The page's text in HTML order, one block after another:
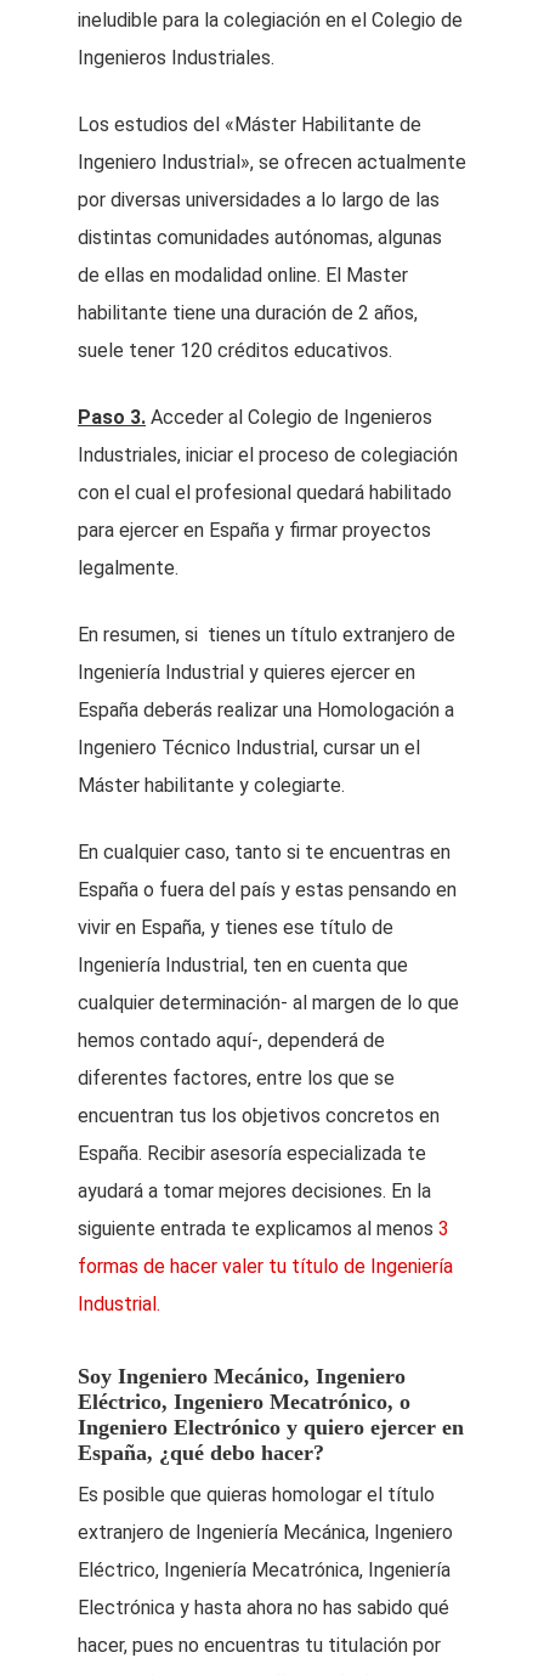
ineludible para la colegiación en el Colegio de
Ingenieros Industriales.
Los estudios del «Máster Habilitante de
Ingeniero Industrial», se ofrecen actualmente
por diversas universidades a lo largo de las
distintas comunidades autónomas, algunas
de ellas en modalidad online. El Master
habilitante tiene una duración de 2 años,
suele tener 120 créditos educativos.
Paso 3. Acceder al Colegio de Ingenieros
Industriales, iniciar el proceso de colegiación
con el cual el profesional quedará habilitado
para ejercer en España y firmar proyectos
legalmente.
En resumen, si tienes un título extranjero de
Ingeniería Industrial y quieres ejercer en
España deberás realizar una Homologación a
Ingeniero Técnico Industrial, cursar un el
Máster habilitante y colegiarte.
En cualquier caso, tanto si te encuentras en
España o fuera del país y estas pensando en
vivir en España, y tienes ese título de
Ingeniería Industrial, ten en cuenta que
cualquier determinación- al margen de lo que
hemos contado aquí-, dependerá de
diferentes factores, entre los que se
encuentran tus los objetivos concretos en
España. Recibir asesoría especializada te
ayudará a tomar mejores decisiones. En la
siguiente entrada te explicamos al menos 3
formas de hacer valer tu título de Ingeniería
Industrial.
Soy Ingeniero Mecánico, Ingeniero
Eléctrico, Ingeniero Mecatrónico, o
Ingeniero Electrónico y quiero ejercer en
España, ¿qué debo hacer?
Es posible que quieras homologar el título
extranjero de Ingeniería Mecánica, Ingeniero
Eléctrico, Ingeniería Mecatrónica, Ingeniería
Electrónica y hasta ahora no has sabido qué
hacer, pues no encuentras tu titulación por